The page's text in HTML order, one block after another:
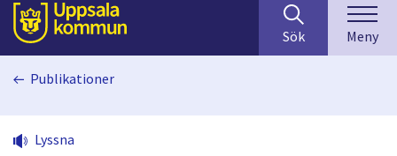
Till sidans
huvudinnehåll
efter
innehåll
på
Sök Meny
Publikationer
Lyssna